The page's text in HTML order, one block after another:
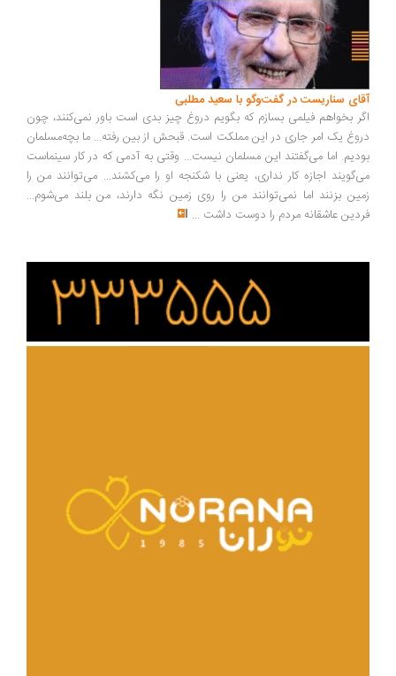
سناریست در گفت‌وگو با سعید مطلبی
بخواهم فیلمی بسازم که بگویم دروغ چیز بدی است باور نمی‌کنند، چون
یک امر جاری در این مملکت است. قبحش از بین رفته... ما بچه‌مسلمان
اما می‌گفتند این مسلمان نیست... وقتی به آدمی که در کار سینماست
اجازه کار نداری، یعنی با شکنجه او را می‌کشند... می‌توانند من را
بزنند اما نمی‌توانند من را روی زمین نگه دارند، من بلند می‌شوم...
عاشقانه مردم را دوست داشت ...